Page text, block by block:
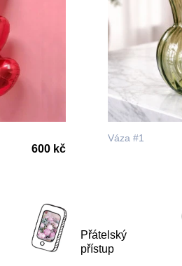
600 kč
Váza #1
Přátelský
přístup